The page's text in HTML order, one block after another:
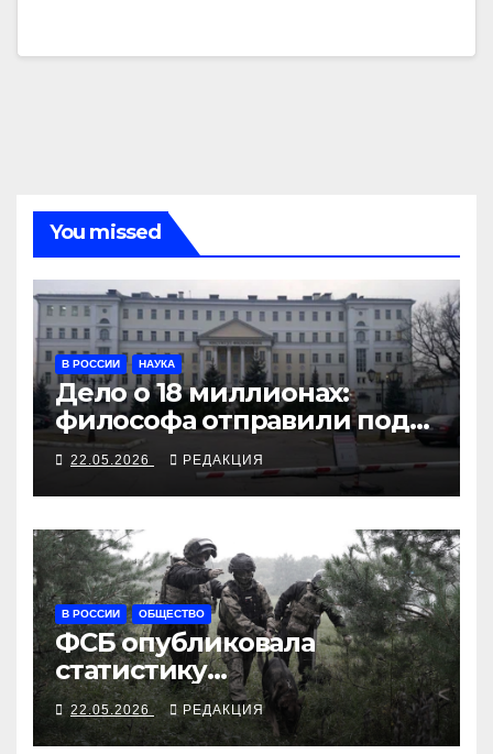
You missed
В РОССИИ НАУКА
Дело о 18 миллионах:
философа отправили под
арест за переводы
Аристотеля
22.05.2026 РЕДАКЦИЯ
В РОССИИ ОБЩЕСТВО
ФСБ опубликовала
статистику
предотвращений
22.05.2026 РЕДАКЦИЯ